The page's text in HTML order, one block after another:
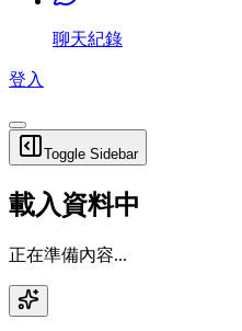
聊天紀錄
登入
Toggle Sidebar
載入資料中
正在準備內容...